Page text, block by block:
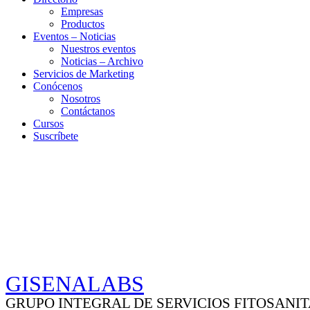
Empresas
Productos
Eventos – Noticias
Nuestros eventos
Noticias – Archivo
Servicios de Marketing
Conócenos
Nosotros
Contáctanos
Cursos
Suscríbete
GISENALABS
GRUPO INTEGRAL DE SERVICIOS